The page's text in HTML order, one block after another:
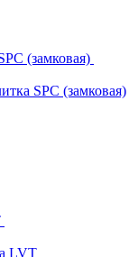
(замковая)
SPC (замковая)
LVT